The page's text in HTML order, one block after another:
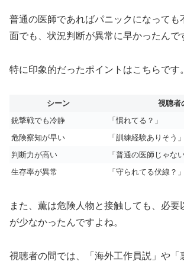
普通の医師であればパニックになっても
面でも、状況判断が異常に早かったんで
特に印象的だったポイントはこちらです。
シーン
視聴者
銃撃戦でも冷静
「慣れてる？」
危険察知が早い
「訓練経験ありそう」
判断力が高い
「普通の医師じゃない
生存率が異常
「守られてる伏線？」
また、薫は危険人物と接触しても、必要
が少なかったんですよね。
視聴者の間では、「海外工作員説」や「